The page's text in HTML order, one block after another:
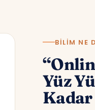
BILIM NE
Yüz